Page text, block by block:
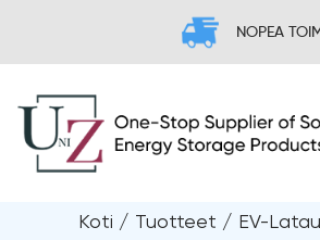
Koti / Tuotteet / EV-